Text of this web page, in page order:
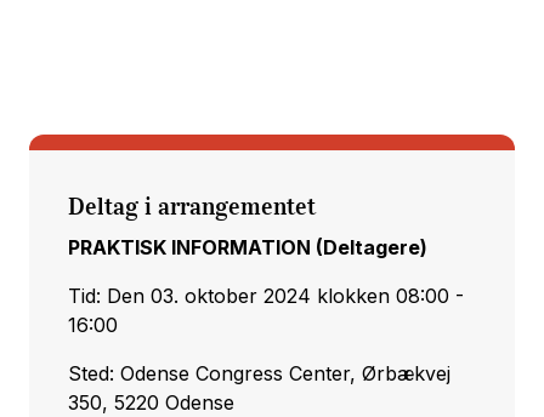
Deltag i arrangementet
PRAKTISK INFORMATION (Deltagere)
Tid: Den 03. oktober 2024 klokken 08:00 -
16:00
Sted: Odense Congress Center, Ørbækvej
350, 5220 Odense